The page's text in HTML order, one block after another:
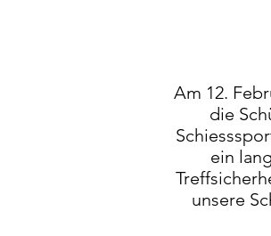
Am 12.
die
ein
unsere